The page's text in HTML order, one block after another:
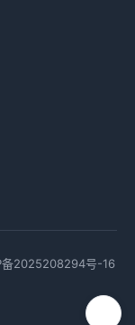
备2025208294号-16